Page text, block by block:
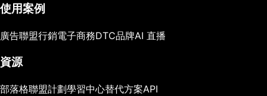
使用案例
廣告聯盟行銷電子商務DTC品牌AI 直播
資源
部落格聯盟計劃學習中心替代方案API